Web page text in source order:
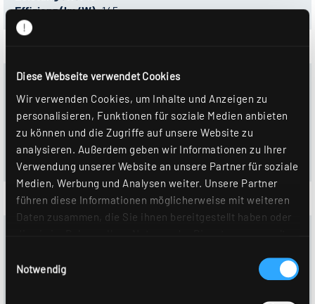
Diese Webseite verwendet Cookies
Wir verwenden Cookies, um Inhalte und Anzeigen zu
personalisieren, Funktionen für soziale Medien anbieten
zu können und die Zugriffe auf unsere Website zu
analysieren. Außerdem geben wir Informationen zu Ihrer
Verwendung unserer Website an unsere Partner für soziale
Medien, Werbung und Analysen weiter. Unsere Partner
führen diese Informationen möglicherweise mit weiteren
Daten zusammen, die Sie ihnen bereitgestellt haben oder
Sie unsere Webseite weiterhin nutzen. Weitere Details
Notwendig
Effizienz (lm/W):145
0332959 - ALBA R200P DAWS830F0250 ST
Steuerung:DALI-2
Farbtemperatur:3000 K
Lichtstrom (lm):2510
Leistung (W):18
Effizienz (lm/W): 145
Farbtemperatur: